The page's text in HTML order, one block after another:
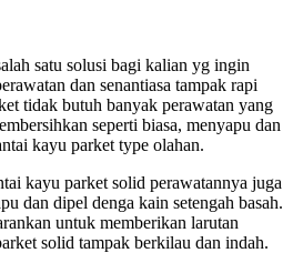
satu solusi bagi kalian yg ingin
dan senantiasa tampak rapi
tidak butuh banyak perawatan yang
seperti biasa, menyapu dan
kayu parket type olahan.
kayu parket solid perawatannya juga
dan dipel denga kain setengah basah.
untuk memberikan larutan
solid tampak berkilau dan indah.